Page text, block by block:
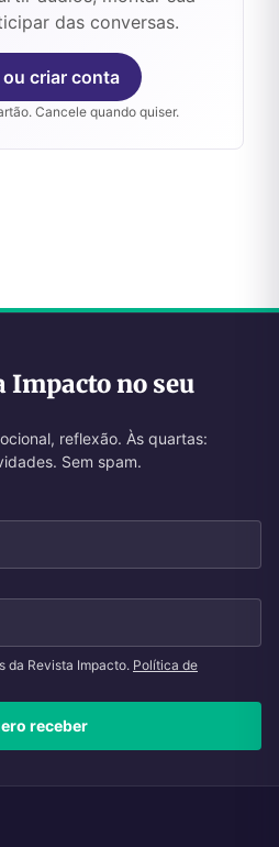
das conversas.
ou criar conta
Cancele quando quiser.
Impacto no seu
reflexão. Às quartas:
Sem spam.
da Revista Impacto. Política de
receber